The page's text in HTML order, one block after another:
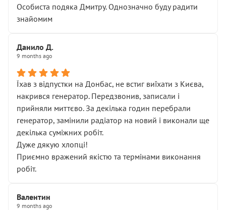
Особиста подяка Дмитру. Однозначно буду радити
знайомим
Данило Д.
9 months ago
Їхав з відпустки на Донбас, не встиг виїхати з Києва,
накрився генератор. Передзвонив, записали і
прийняли миттєво. За декілька годин перебрали
генератор, замінили радіатор на новий і виконали ще
декілька суміжних робіт.
Дуже дякую хлопці!
Приємно вражений якістю та термінами виконання
робіт.
Валентин
9 months ago